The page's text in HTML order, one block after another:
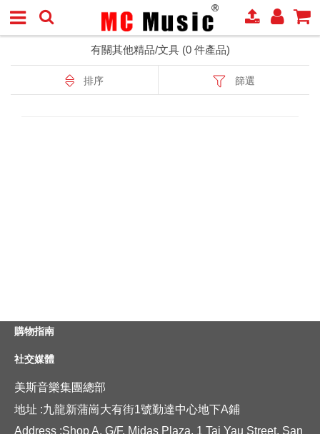
有關其他精品/文具 (0 件產品)
排序 篩選
購物指南
社交媒體
美斯音樂集團總部
地址 :九龍新蒲崗大有街1號勤達中心地下A鋪
Address :Shop A, G/F, Midas Plaza, 1 Tai Yau Street, San